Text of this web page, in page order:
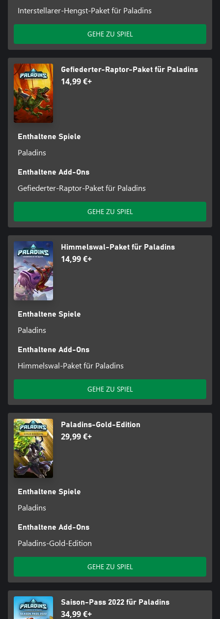
Interstellarer-Hengst-Paket für Paladins
GEHE ZU SPIEL
Gefiederter-Raptor-Paket für Paladins
14,99 €+
Enthaltene Spiele
Paladins
Enthaltene Add-Ons
Gefiederter-Raptor-Paket für Paladins
GEHE ZU SPIEL
Himmelswal-Paket für Paladins
14,99 €+
Enthaltene Spiele
Paladins
Enthaltene Add-Ons
Himmelswal-Paket für Paladins
GEHE ZU SPIEL
Paladins-Gold-Edition
29,99 €+
Enthaltene Spiele
Paladins
Enthaltene Add-Ons
Paladins-Gold-Edition
GEHE ZU SPIEL
Saison-Pass 2022 für Paladins
34,99 €+